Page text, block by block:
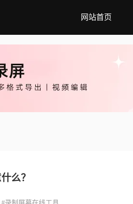
网站首页
么？